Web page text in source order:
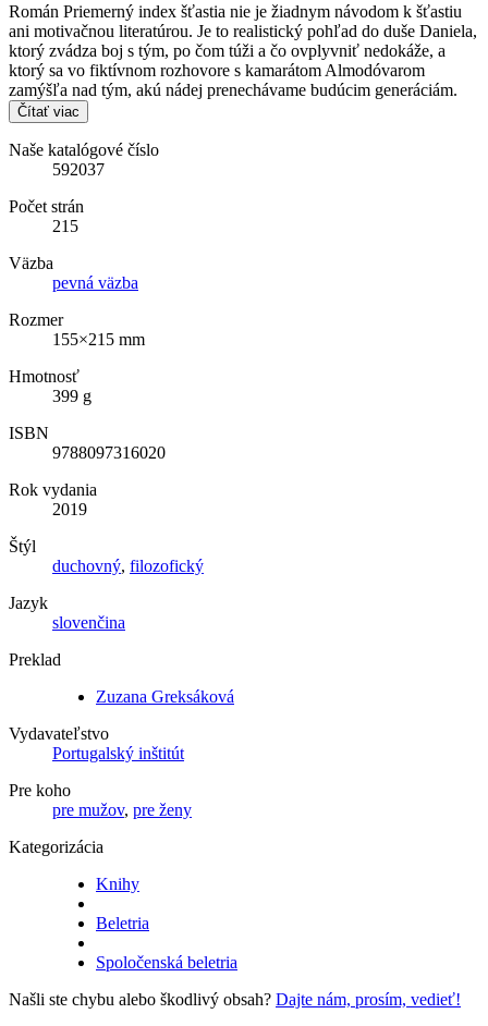
Román Priemerný index šťastia nie je žiadnym návodom k šťastiu
ani motivačnou literatúrou. Je to realistický pohľad do duše Daniela,
ktorý zvádza boj s tým, po čom túži a čo ovplyvniť nedokáže, a
ktorý sa vo fiktívnom rozhovore s kamarátom Almodóvarom
zamýšľa nad tým, akú nádej prenechávame budúcim generáciám.
Čítať viac
Naše katalógové číslo
592037
Počet strán
215
Väzba
pevná väzba
Rozmer
155×215 mm
Hmotnosť
399 g
ISBN
9788097316020
Rok vydania
2019
Štýl
duchovný, filozofický
Jazyk
slovenčina
Preklad
Zuzana Greksáková
Vydavateľstvo
Portugalský inštitút
Pre koho
pre mužov, pre ženy
Kategorizácia
Knihy
Beletria
Spoločenská beletria
Našli ste chybu alebo škodlivý obsah? Dajte nám, prosím, vedieť!